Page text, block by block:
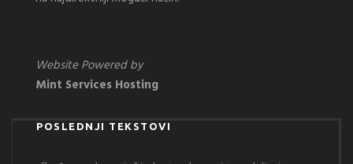
Website Powered by
Mint Services Hosting
POSLEDNJI TEKSTOVI